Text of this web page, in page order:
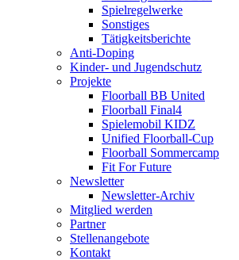
Spielregelwerke
Sonstiges
Tätigkeitsberichte
Anti-Doping
Kinder- und Jugendschutz
Projekte
Floorball BB United
Floorball Final4
Spielemobil KIDZ
Unified Floorball-Cup
Floorball Sommercamp
Fit For Future
Newsletter
Newsletter-Archiv
Mitglied werden
Partner
Stellenangebote
Kontakt